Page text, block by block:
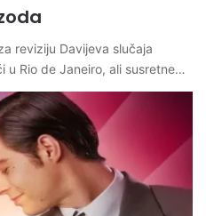
reviziju Davijeva slučaja
u Rio de Janeiro, ali susretne…